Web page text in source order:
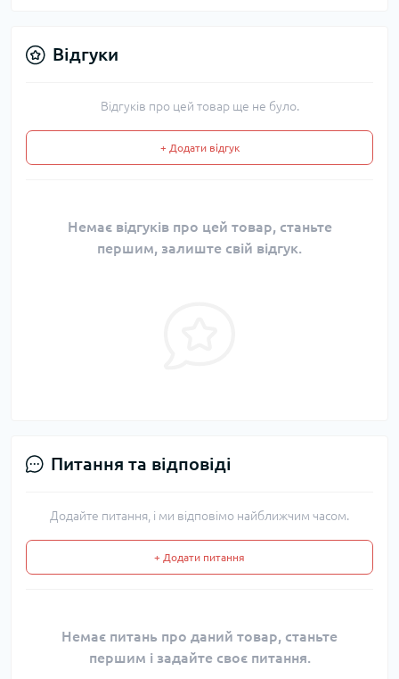
Відгуки
Відгуків про цей товар ще не було.
+ Додати відгук
Немає відгуків про цей товар, станьте
першим, залиште свій відгук.
Питання та відповіді
Додайте питання, і ми відповімо найближчим часом.
+ Додати питання
Немає питань про даний товар, станьте
першим і задайте своє питання.